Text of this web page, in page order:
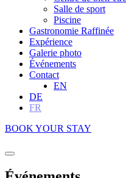
Salle de sport
Piscine
Gastronomie Raffinée
Expérience
Galerie photo
Événements
Contact
EN
DE
FR
BOOK YOUR STAY
Close